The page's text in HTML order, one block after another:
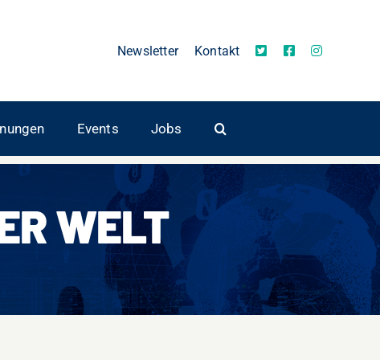
Newsletter Kontakt
Events Jobs
WELT